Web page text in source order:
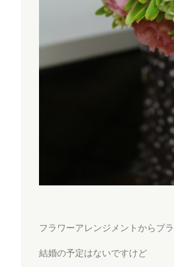
フラワーアレンジメントからブ
結婚の予定はないですけど